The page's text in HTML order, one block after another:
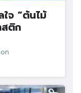
จ “ต้นไม้
ติก